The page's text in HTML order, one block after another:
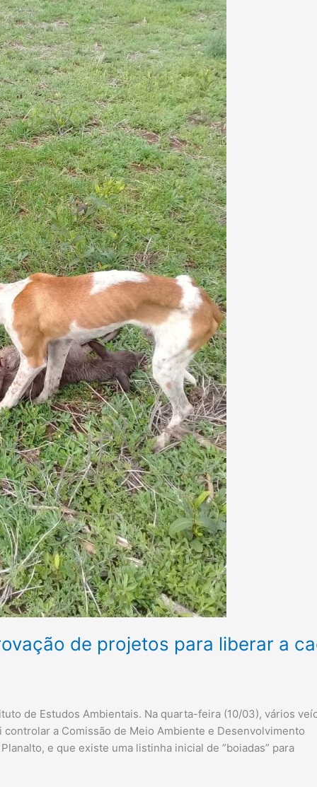
de projetos para liberar a
de Estudos Ambientais. Na quarta-feira (10/03), vários
a Comissão de Meio Ambiente e Desenvolvimento
e que existe uma listinha inicial de ”boiadas” para